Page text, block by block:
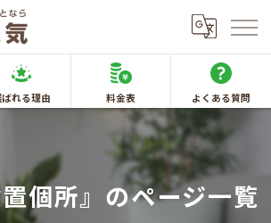
れる理由 料金表 よくある質問
個所』のページ一覧